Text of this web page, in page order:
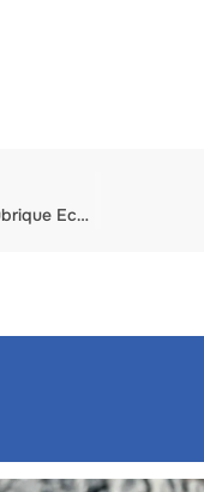
“Le sport, c’est politique” : le numéro 3 de la revue Panard, avec une rubrique Ecolosport